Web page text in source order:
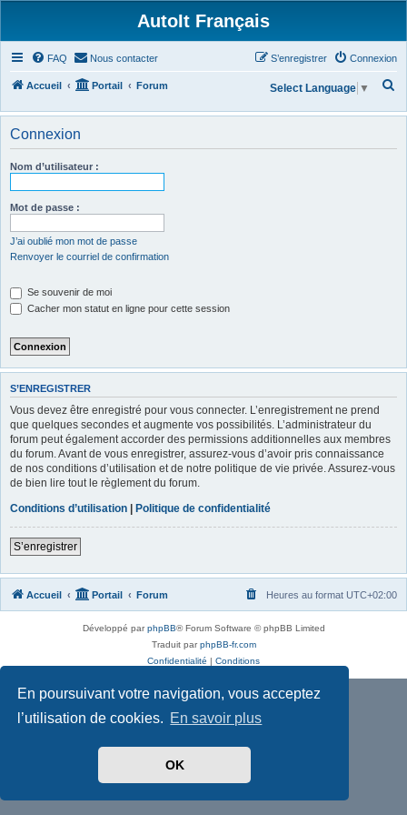
En poursuivant votre navigation, vous acceptez
l’utilisation de cookies. En savoir plus
OK
AutoIt Français
FAQ Nous contacter Connexion
S’enregistrer
Accueil Portail Forum
h
Select Language ▼
Connexion
Nom d’utilisateur :
Mot de passe :
J’ai oublié mon mot de passe
Renvoyer le courriel de confirmation
Se souvenir de moi
Cacher mon statut en ligne pour cette session
S’ENREGISTRER
Vous devez être enregistré pour vous connecter. L’enregistrement ne prend
que quelques secondes et augmente vos possibilités. L’administrateur du
forum peut également accorder des permissions additionnelles aux membres
du forum. Avant de vous enregistrer, assurez-vous d’avoir pris connaissance
de nos conditions d’utilisation et de notre politique de vie privée. Assurez-vous
de bien lire tout le règlement du forum.
Conditions d’utilisation | Politique de confidentialité
S’enregistrer
Accueil Portail Forum Heures au format UTC+02:00
Développé parphpBB® Forum Software © phpBB Limited
Traduit parphpBB-fr.com
Confidentialité | Conditions